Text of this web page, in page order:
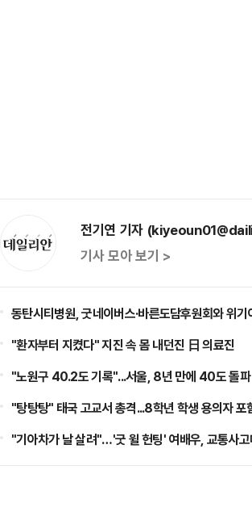
전기연 기자
기사 모아 보기 >
동탄시티병원, 굿네이버스·바른도담후원회와 위
"환자부터 지켰다" 지진 속 몸 내던진 日 의료진
"노원구 40.2도 기록"...서울, 8년 만에 40도 돌파
"탕탕탕" 태국 고교서 총격...8학년 학생 용의자 포
"기아차가 날 살려"…'굿 윌 헌팅' 여배우, 교통사